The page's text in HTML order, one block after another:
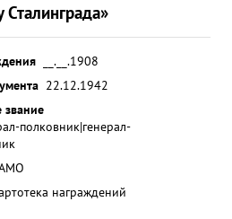
__.__.1908
22.12.1942
звание
полковник|генерал-
награждений